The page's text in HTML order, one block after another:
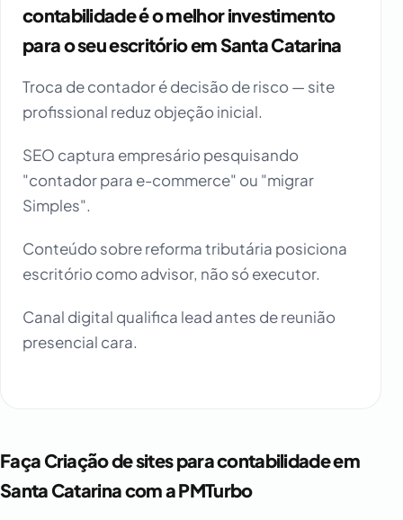
contabilidade é o melhor investimento
para o seu escritório em Santa Catarina
Troca de contador é decisão de risco — site
profissional reduz objeção inicial.
SEO captura empresário pesquisando
"contador para e-commerce" ou "migrar
Simples".
Conteúdo sobre reforma tributária posiciona
escritório como advisor, não só executor.
Canal digital qualifica lead antes de reunião
presencial cara.
Faça Criação de sites para contabilidade em
Santa Catarina com a PMTurbo